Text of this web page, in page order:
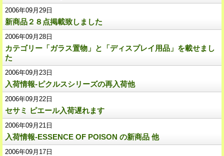
2006年09月29日
新商品２８点掲載致しました
2006年09月28日
カテゴリー「ガラス置物」と「ディスプレイ用品」を載せまし
た
2006年09月23日
入荷情報-ピクルスシリーズの再入荷他
2006年09月22日
セサミ ピエール入荷遅れます
2006年09月21日
入荷情報-ESSENCE OF POISON の新商品 他
2006年09月17日